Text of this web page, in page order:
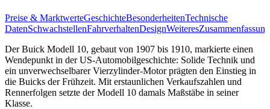
Preise & MarktwerteGeschichteBesonderheitenTechnische
DatenSchwachstellenFahrverhaltenDesignWeiteresZusammenfassung
Der Buick Modell 10, gebaut von 1907 bis 1910, markierte einen
Wendepunkt in der US-Automobilgeschichte: Solide Technik und
ein unverwechselbarer Vierzylinder-Motor prägten den Einstieg in
die Buicks der Frühzeit. Mit erstaunlichen Verkaufszahlen und
Rennerfolgen setzte der Modell 10 damals Maßstäbe in seiner
Klasse.